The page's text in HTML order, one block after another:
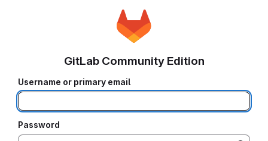
GitLab Community Edition
Username or primary email
Password